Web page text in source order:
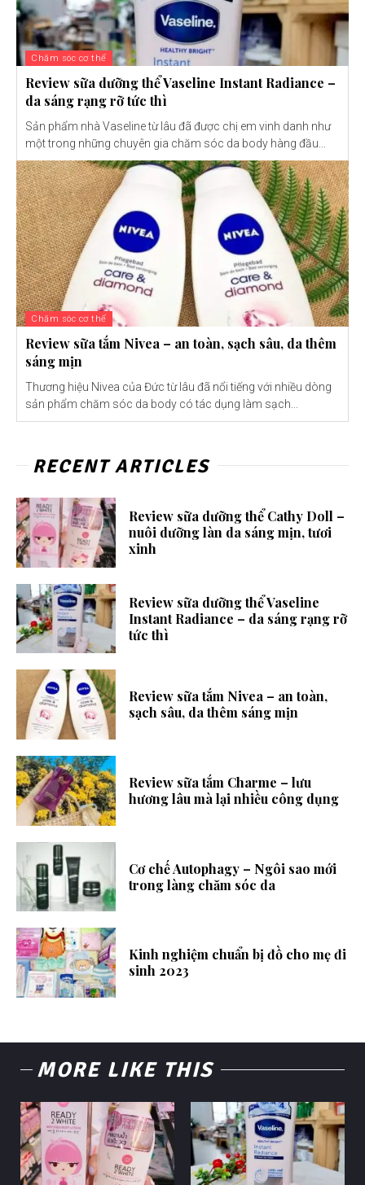
Chăm sóc cơ thể
Review sữa dưỡng thể Vaseline Instant Radiance –
da sáng rạng rỡ tức thì
Sản phẩm nhà Vaseline từ lâu đã được chị em vinh danh như
một trong những chuyên gia chăm sóc da body hàng đầu...
Chăm sóc cơ thể
Review sữa tắm Nivea – an toàn, sạch sâu, da thêm
sáng mịn
Thương hiệu Nivea của Đức từ lâu đã nổi tiếng với nhiều dòng
sản phẩm chăm sóc da body có tác dụng làm sạch...
RECENT ARTICLES
Review sữa dưỡng thể Cathy Doll –
nuôi dưỡng làn da sáng mịn, tươi
xinh
Review sữa dưỡng thể Vaseline
Instant Radiance – da sáng rạng rỡ
tức thì
Review sữa tắm Nivea – an toàn,
sạch sâu, da thêm sáng mịn
Review sữa tắm Charme – lưu
hương lâu mà lại nhiều công dụng
Cơ chế Autophagy – Ngôi sao mới
trong làng chăm sóc da
Kinh nghiệm chuẩn bị đồ cho mẹ đi
sinh 2023
MORE LIKE THIS